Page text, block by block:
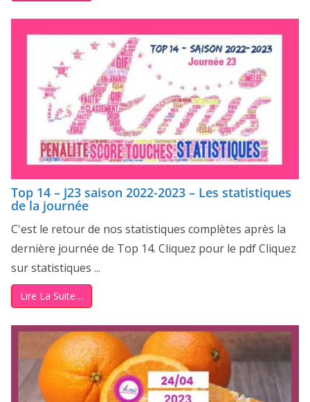
Top 14 – J23 saison 2022-2023 – Les statistiques
de la journée
C'est le retour de nos statistiques complètes après la
dernière journée de Top 14. Cliquez pour le pdf Cliquez
sur statistiques ...
Lire La Suite…